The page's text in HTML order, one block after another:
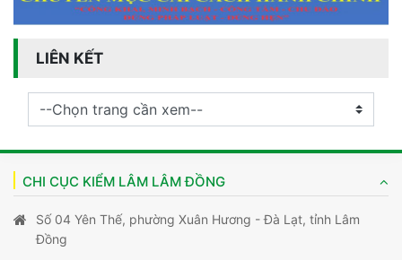
LIÊN KẾT
CHI CỤC KIỂM LÂM LÂM ĐỒNG
Số 04 Yên Thế, phường Xuân Hương - Đà Lạt, tỉnh Lâm
Đồng